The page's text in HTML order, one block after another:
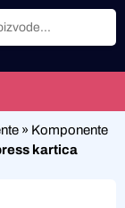
» Komponente
kartica